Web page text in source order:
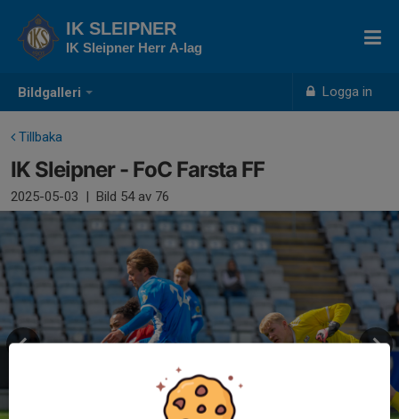
Bildgalleri Logga in
IK SLEIPNER
IK Sleipner Herr A-lag
Tillbaka
IK Sleipner - FoC Farsta FF
2025-05-03 | Bild 54av 76